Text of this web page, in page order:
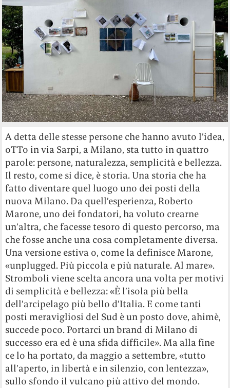
A detta delle stesse persone che hanno avuto l’idea,
oTTo in via Sarpi, a Milano, sta tutto in quattro
parole: persone, naturalezza, semplicità e bellezza.
Il resto, come si dice, è storia. Una storia che ha
fatto diventare quel luogo uno dei posti della
nuova Milano. Da quell’esperienza, Roberto
Marone, uno dei fondatori, ha voluto crearne
un’altra, che facesse tesoro di questo percorso, ma
che fosse anche una cosa completamente diversa.
Una versione estiva o, come la definisce Marone,
«unplugged. Più piccola e più naturale. Al mare».
Stromboli viene scelta ancora una volta per motivi
di semplicità e bellezza: «È l’isola più bella
dell’arcipelago più bello d’Italia. E come tanti
posti meravigliosi del Sud è un posto dove, ahimè,
succede poco. Portarci un brand di Milano di
successo era ed è una sfida difficile». Ma alla fine
ce lo ha portato, da maggio a settembre, «tutto
all’aperto, in libertà e in silenzio, con lentezza»,
sullo sfondo il vulcano più attivo del mondo.